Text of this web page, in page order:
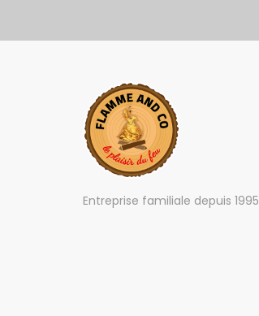
Entreprise familiale depuis 1995